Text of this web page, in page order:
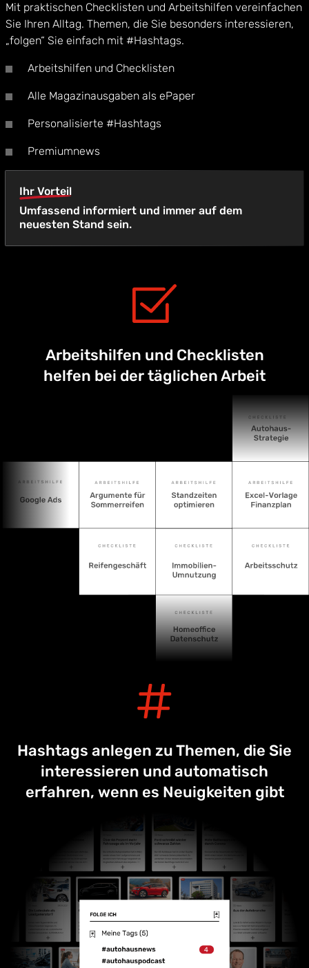
Mit praktischen Checklisten und Arbeitshilfen vereinfachen
Sie Ihren Alltag. Themen, die Sie besonders interessieren,
„folgen“ Sie einfach mit #Hashtags.
Arbeitshilfen und Checklisten
Alle Magazinausgaben als ePaper
Personalisierte #Hashtags
Premiumnews
Ihr Vorteil
Umfassend informiert und immer auf dem
neuesten Stand sein.
Arbeitshilfen und Checklisten
helfen bei der täglichen Arbeit
Hashtags anlegen zu Themen, die Sie
interessieren und automatisch
erfahren, wenn es Neuigkeiten gibt